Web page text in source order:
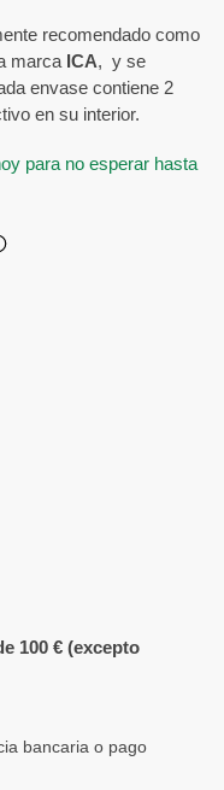
recomendado como
marca ICA, y se
envase contiene 2
en su interior.
para no esperar hasta
100 € (excepto
bancaria o pago